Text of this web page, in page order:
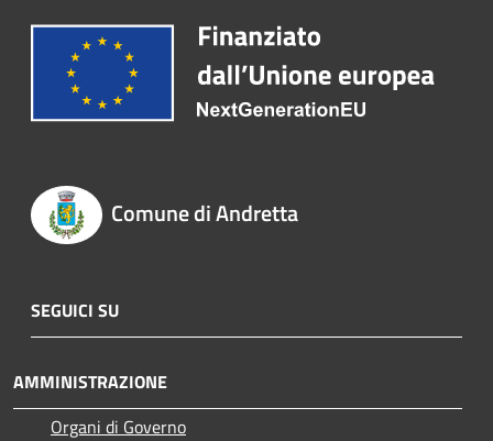
Comune di Andretta
SEGUICI SU
AMMINISTRAZIONE
Organi di Governo